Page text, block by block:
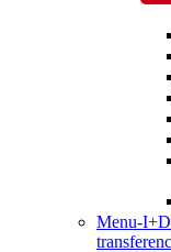
Menu-